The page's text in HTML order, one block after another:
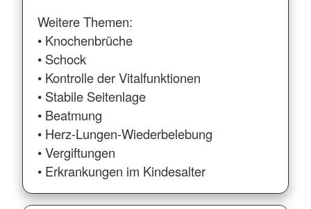
Weitere Themen:
• Knochenbrüche
• Schock
• Kontrolle der Vitalfunktionen
• Stabile Seitenlage
• Beatmung
• Herz-Lungen-Wiederbelebung
• Vergiftungen
• Erkrankungen im Kindesalter